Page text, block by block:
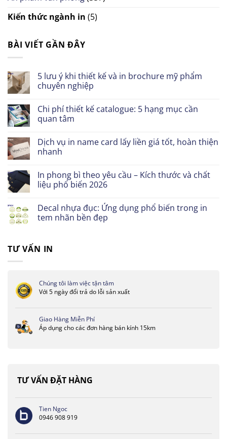
Kiến thức ngành in (5)
BÀI VIẾT GẦN ĐÂY
5 lưu ý khi thiết kế và in brochure mỹ phẩm
chuyên nghiệp
Chi phí thiết kế catalogue: 5 hạng mục cần
quan tâm
Dịch vụ in name card lấy liền giá tốt, hoàn thiện
nhanh
In phong bì theo yêu cầu – Kích thước và chất
liệu phổ biến 2026
Decal nhựa đục: Ứng dụng phổ biến trong in
tem nhãn bền đẹp
TƯ VẤN IN
Chúng tôi làm việc tận tâm
Với 5 ngày đổi trả do lỗi sản xuất
Giao Hàng Miễn Phí
Áp dụng cho các đơn hàng bán kính 15km
TƯ VẤN ĐẶT HÀNG
Tien Ngoc
0946 908 919